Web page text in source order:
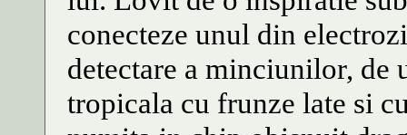
conecteze unul din
detectare a minciunilor, de
tropicala cu frunze late si